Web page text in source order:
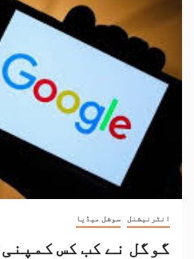
انٹرنیشنل سوشل میڈیا
گوگل نے کب کس